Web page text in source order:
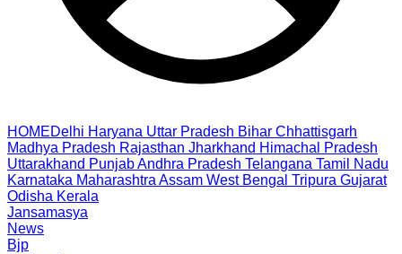
HOMEDelhi Haryana Uttar Pradesh Bihar Chhattisgarh
Madhya Pradesh Rajasthan Jharkhand Himachal Pradesh
Uttarakhand PunjabAndhra Pradesh Telangana Tamil Nadu
Karnataka Maharashtra Assam West Bengal Tripura Gujarat
Odisha Kerala
Jansamasya
News
Bjp